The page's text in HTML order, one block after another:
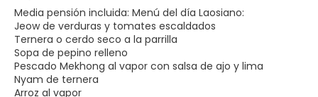
Media pensión incluida: Menú del día Laosiano:
Jeow de verduras y tomates escaldados
Ternera o cerdo seco a la parrilla
Sopa de pepino relleno
Pescado Mekhong al vapor con salsa de ajo y lima
Nyam de ternera
Arroz al vapor